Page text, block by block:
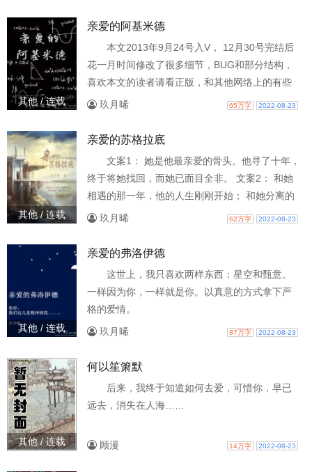
阶奔跑，年轻的手在空中交握；那么，又是谁从
车窗内；又是谁在充斥着泡面味喧嚣声的车厢
内，望着窗外走过无数次的荒野和大蛋黄，想着
达尔文，
其他 / 连载
亲爱的阿基米德
本文2013年9月24号入V， 12月30号完结后
花一月时间修改了很多细节，BUG和部分结构，
喜欢本文的读者请看正版，和其他网络上的有些
不同。 我会为全世界毁了你，但我会陪你一起。
懂情商； 智商极高的生物学家甄爱(真爱)什么都
是一个天才，两个科学家是两个天才，可天才和
天才谈恋爱，蠢死了！ S.A.: “F
玖月晞 65万字 2022-08-23
其他 / 连载
亲爱的苏格拉底
文案1： 她是他最亲爱的骨头。他寻了十年，
终于将她找回，而她已面目全非。 文案2： 和她
相遇的那一年，他的人生刚刚开始； 和她分离的
那一年，他的人生骤然结束。 那一天，她说， 言
暖暖的心融化严寒..& gt; 玖月的专栏玖月的微博
话请不要忘记向您QQ群和微博里的朋友推荐哦！
玖月晞 62万字 2022-08-23
其他 / 连载
亲爱的弗洛伊德
这世上，我只喜欢两样东西：星空和甄意。
一样因为你，一样就是你。以真意的方式拿下严
格的爱情。
玖月晞 87万字 2022-08-23
其他 / 连载
何以笙箫默
后来，我终于知道如何去爱，可惜你，早已
远去，消失在人海……
顾漫 14万字 2022-08-23